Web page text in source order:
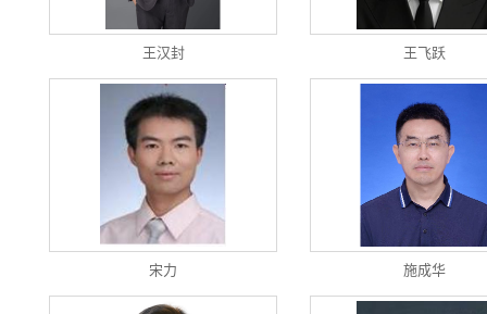
王汉封 王飞跃
宋力 施成华